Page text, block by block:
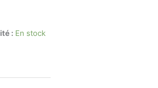
: En stock